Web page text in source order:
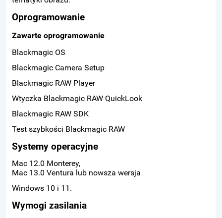
Oprogramowanie
Zawarte oprogramowanie
Blackmagic OS
Blackmagic Camera Setup
Blackmagic RAW Player
Wtyczka Blackmagic RAW QuickLook
Blackmagic RAW SDK
Test szybkości Blackmagic RAW
Systemy operacyjne
Mac 12.0 Monterey,
Mac 13.0 Ventura lub nowsza wersja
Windows 10 i 11.
Wymogi zasilania